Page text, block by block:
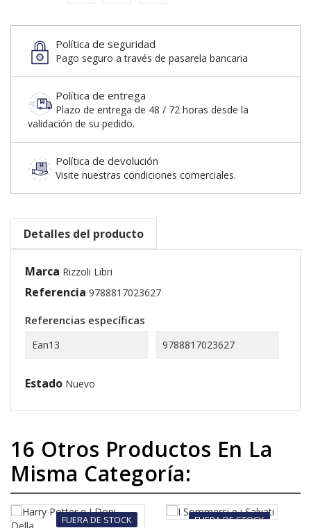
Política de seguridad
Pago seguro a través de pasarela bancaria
Política de entrega
Plazo de entrega de 48 / 72 horas desde la
validación de su pedido.
Política de devolución
Visite nuestras condiciones comerciales.
Detalles del producto
Marca Rizzoli Libri
Referencia 9788817023627
Referencias específicas
Ean13 9788817023627
Estado Nuevo
16 Otros Productos En La
Misma Categoría:
FUERA DE STOCK FUERA DE STOCK